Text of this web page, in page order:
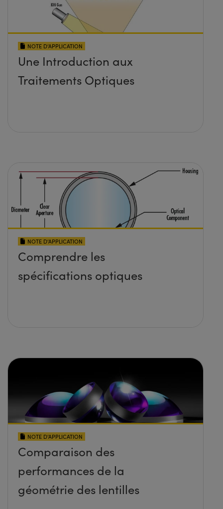
NOTE D’APPLICATION
Une Introduction aux
Traitements Optiques
NOTE D’APPLICATION
Comprendre les
spécifications optiques
NOTE D’APPLICATION
Comparaison des
performances de la
géométrie des lentilles